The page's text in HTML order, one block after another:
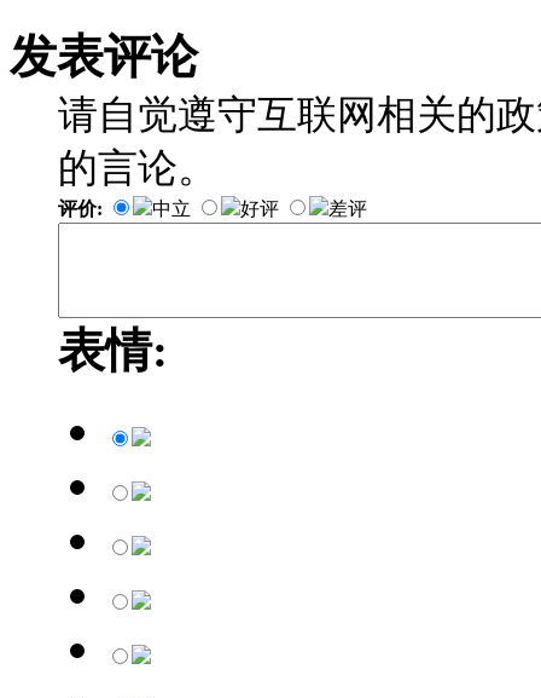
发表评论
请自觉遵守互联网相关的
的言论。
评价: 中立 好评 差评
表情: